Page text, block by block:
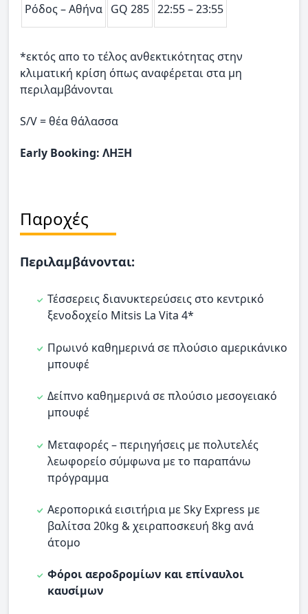
Ρόδος – Αθήνα GQ 285 22:55 – 23:55
*εκτός απο το τέλος ανθεκτικότητας στην
κλιματική κρίση όπως αναφέρεται στα μη
περιλαμβάνονται
S/V = θέα θάλασσα
Early Booking: ΛΗΞΗ
Παροχές
Περιλαμβάνονται:
Τέσσερεις διανυκτερεύσεις στο κεντρικό
ξενοδοχείο Mitsis La Vita 4*
Πρωινό καθημερινά σε πλούσιο αμερικάνικο
μπουφέ
Δείπνο καθημερινά σε πλούσιο μεσογειακό
μπουφέ
Μεταφορές – περιηγήσεις με πολυτελές
λεωφορείο σύμφωνα με το παραπάνω
πρόγραμμα
Αεροπορικά εισιτήρια με Sky Express με
βαλίτσα 20kg & χειραποσκευή 8kg ανά
άτομο
Φόροι αεροδρομίων και επίναυλοι
καυσίμων